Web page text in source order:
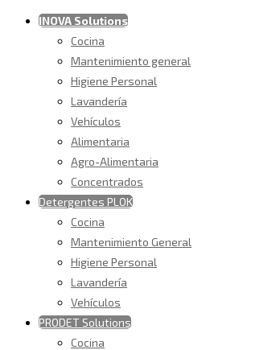
INOVA Solutions
Cocina
Mantenimiento general
Higiene Personal
Lavandería
Vehículos
Alimentaria
Agro-Alimentaria
Concentrados
Detergentes PLOK
Cocina
Mantenimiento General
Higiene Personal
Lavandería
Vehículos
PRODET Solutions
Cocina